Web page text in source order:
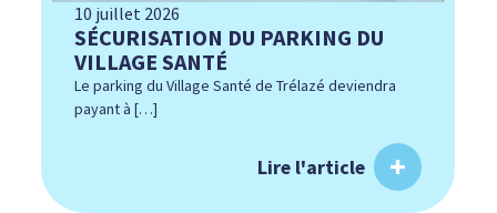
SÉCURISATION DU PARKING DU
VILLAGE SANTÉ
10 juillet 2026
Le parking du Village Santé de Trélazé deviendra
payant à […]
Lire l'article